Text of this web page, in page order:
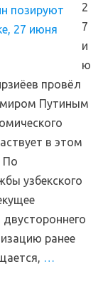
2
7
и
ю
провёл
Путиным
в этом
По
узбекского
ранее
…